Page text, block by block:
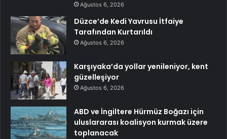
Ağustos 6, 2026
Düzce’de Kedi Yavrusu İtfaiye
Tarafından Kurtarıldı
Ağustos 6, 2026
Karşıyaka’da yollar yenileniyor, kent
güzelleşiyor
Ağustos 6, 2026
ABD ve İngiltere Hürmüz Boğazı için
uluslararası koalisyon kurmak üzere
toplanacak